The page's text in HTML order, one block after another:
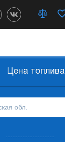
Цена топлива